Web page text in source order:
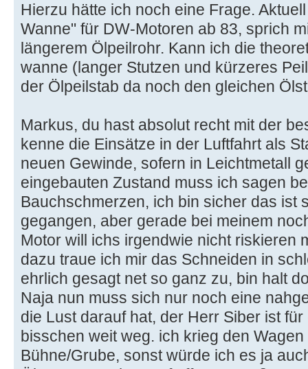
Hierzu hätte ich noch eine Frage.
Wanne" für DW-Motoren ab 83, sprich
längerem Ölpeilrohr. Kann ich die
wanne (langer Stutzen und kürzeres
der Ölpeilstab da noch den gleichen
Markus, du hast absolut recht mit der
kenne die Einsätze in der Luftfahrt als
neuen Gewinde, sofern in Leichtmetall
eingebauten Zustand muss ich sagen
Bauchschmerzen, ich bin sicher das ist
gegangen, aber gerade bei meinem
Motor will ichs irgendwie nicht riskieren
dazu traue ich mir das Schneiden in
ehrlich gesagt net so ganz zu, bin halt
Naja nun muss sich nur noch eine
die Lust darauf hat, der Herr Siber ist
bisschen weit weg. ich krieg den
Bühne/Grube, sonst würde ich es ja